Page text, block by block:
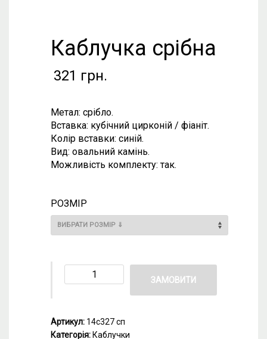
Каблучка срібна
321 грн.
Метал: срібло.
Вставка: кубічний цирконій / фіаніт.
Колір вставки: синій.
Вид: овальний камінь.
Можливість комплекту: так.
РОЗМІР
ЗАМОВИТИ
Артикул: 14с327 сп
Категорія: Каблучки